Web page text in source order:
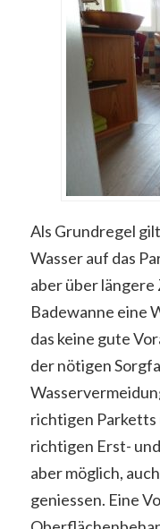
Als Grundregel
Wasser auf das
aber über längere
Badewanne eine
das keine gute
der nötigen
richtigen Parketts
richtigen Erst-
aber möglich,
geniessen. Eine